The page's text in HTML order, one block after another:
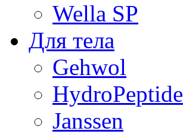
Wella SP
Для тела
Gehwol
HydroPeptide
Janssen